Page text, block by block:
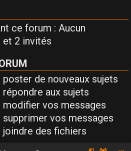
ce forum : Aucun
2 invités
poster de nouveaux sujets
répondre aux sujets
modifier vos messages
supprimer vos messages
joindre des fichiers